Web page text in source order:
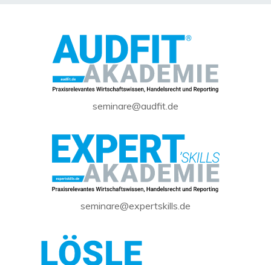
seminare@audfit.de
seminare@expertskills.de